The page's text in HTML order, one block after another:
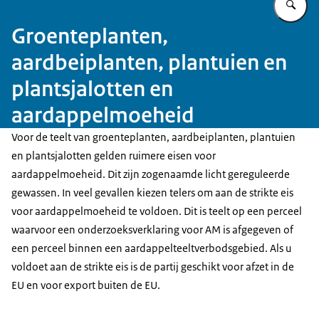
Groenteplanten,
aardbeiplanten, plantuien en
plantsjalotten en
aardappelmoeheid
Voor de teelt van groenteplanten, aardbeiplanten, plantuien
en plantsjalotten gelden ruimere eisen voor
aardappelmoeheid. Dit zijn zogenaamde licht gereguleerde
gewassen. In veel gevallen kiezen telers om aan de strikte eis
voor aardappelmoeheid te voldoen. Dit is teelt op een perceel
waarvoor een onderzoeksverklaring voor AM is afgegeven of
een perceel binnen een aardappelteeltverbodsgebied. Als u
voldoet aan de strikte eis is de partij geschikt voor afzet in de
EU en voor export buiten de EU.